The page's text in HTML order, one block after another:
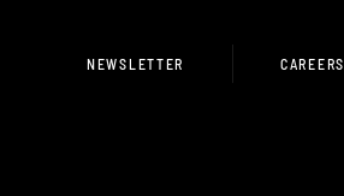
NEWSLETTER CAREERS